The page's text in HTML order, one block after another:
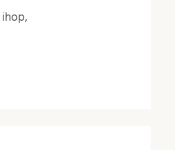
ihop,